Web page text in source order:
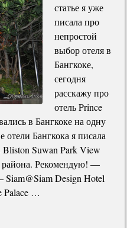
статье я уже
писала про
непростой
выбор отеля в
Бангкоке,
сегодня
расскажу про
отель Prince
в Бангкоке на одну
отели Бангкока я писала
Suwan Park View
района. Рекомендую! —
Design Hotel
Palace …